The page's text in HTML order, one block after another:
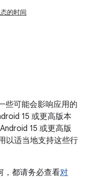
的时间
些可能会影响应用的
15 或更高版本
15 或更高版
以适当地支持这些行
，都请务必查看对